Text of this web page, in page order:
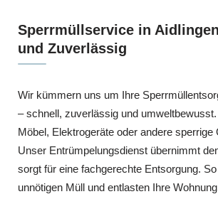
Sperrmüllservice in Aidlingen
und Zuverlässig
Wir kümmern uns um Ihre
– schnell, zuverlässig und
Möbel, Elektrogeräte oder andere sperrige
Unser Entrümpelungsdienst übernimmt
sorgt für eine fachgerechte Entsorgung.
unnötigen Müll und entlasten Ihre